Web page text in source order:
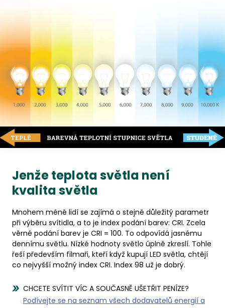
Jenže teplota světla není
kvalita světla
Mnohem méně lidí se zajímá o stejně důležitý parametr
při výběru svítidla, a to je index podání barev: CRI. Zcela
věrné podání barev je CRI = 100. To odpovídá jasnému
dennímu světlu. Nízké hodnoty světlo úplně zkreslí. Tohle
řeší především filmaři, kteří když kupují LED světla, chtějí
co nejvyšší možný index CRI. Index 98 už je dobrý.
CHCETE SVÍTIT VÍC A SOUČASNĚ UŠETŘIT PENÍZE?
Podívejte se na seznam všech dodavatelů energií a